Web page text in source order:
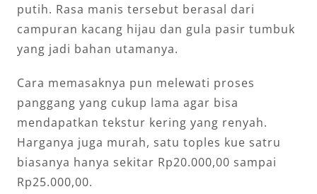
putih. Rasa manis tersebut berasal dari
campuran kacang hijau dan gula pasir tumbuk
yang jadi bahan utamanya.
Cara memasaknya pun melewati proses
panggang yang cukup lama agar bisa
mendapatkan tekstur kering yang renyah.
Harganya juga murah, satu toples kue satru
biasanya hanya sekitar Rp20.000,00 sampai
Rp25.000,00.